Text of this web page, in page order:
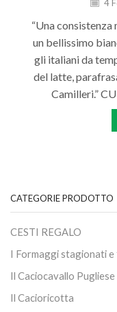
4
“Una
un bellissimo
gli italiani da
del latte,
Camilleri.”
CATEGORIE PRODOTTO
CESTI REGALO
I Formaggi stagionati e
Il Caciocavallo Pugliese
Il Cacioricotta